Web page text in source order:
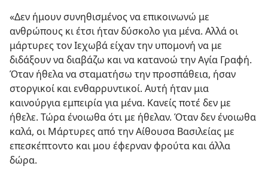
«Δεν ήμουν συνηθισμένος να επικοινωνώ με
ανθρώπους κι έτσι ήταν δύσκολο για μένα. Αλλά οι
μάρτυρες τον Ιεχωβά είχαν την υπομονή να με
διδάξουν να διαβάζω και να κατανοώ την Αγία Γραφή.
Όταν ήθελα να σταματήσω την προσπάθεια, ήσαν
στοργικοί και ενθαρρυντικοί. Αυτή ήταν μια
καινούργια εμπειρία για μένα. Κανείς ποτέ δεν με
ήθελε. Τώρα ένοιωθα ότι με ήθελαν. Όταν δεν ένοιωθα
καλά, οι Μάρτυρες από την Αίθουσα Βασιλείας με
επεσκέπτοντο και μου έφερναν φρούτα και άλλα
δώρα.